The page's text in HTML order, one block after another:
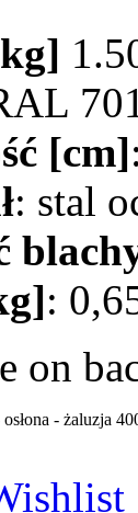
[cm]
: stal
:
on
- żaluzja